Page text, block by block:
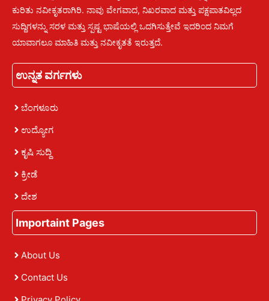
ಕುರಿತು ನವೀಕೃತರಾಗಿರಿ. ನಾವು ವೇಗವಾದ, ನಿಖರವಾದ ಮತ್ತು ಪಕ್ಷಪಾತವಿಲ್ಲದ
ಸುದ್ದಿಗಳನ್ನು ಸರಳ ಮತ್ತು ಸ್ಪಷ್ಟ ಭಾಷೆಯಲ್ಲಿ ಒದಗಿಸುತ್ತೇವೆ ಇದರಿಂದ ನಿಮಗೆ
ಯಾವಾಗಲೂ ಮಾಹಿತಿ ಮತ್ತು ನವೀಕೃತತೆ ಇರುತ್ತದೆ.
ಉನ್ನತ ವರ್ಗಗಳು
ಬೆಂಗಳೂರು
ಉದ್ಯೋಗ
ಕೃಷಿ ಸುದ್ದಿ
ಕ್ರೀಡೆ
ದೇಶ
Importaint Pages
About Us
Contact Us